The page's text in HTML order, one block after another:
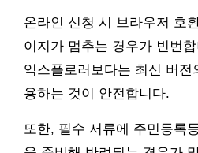
온라인 신청 시 브라우저 호
이지가 멈추는 경우가 빈번
익스플로러보다는 최신 버
용하는 것이 안전합니다.
또한, 필수 서류에 주민등록